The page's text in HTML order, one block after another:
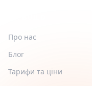
Про нас
Блог
Тарифи та ціни